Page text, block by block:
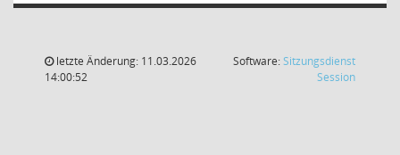
letzte Änderung: 11.03.2026
14:00:52
Software:Sitzungsdienst
Session(Wird in